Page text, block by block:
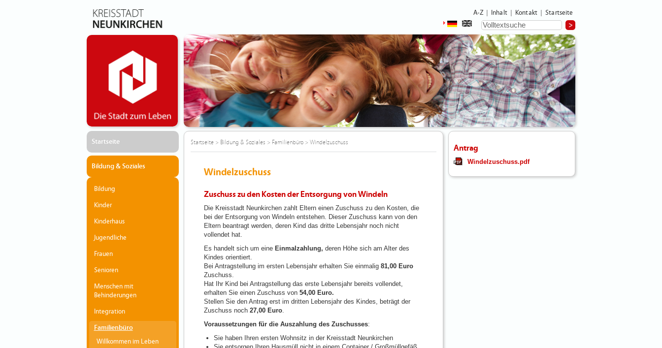
A-Z Inhalt Kontakt Startseite
Startseite
Bildung & Soziales
Bildung
Kinder
Kinderhaus
Jugendliche
Frauen
Senioren
Menschen mit
Behinderungen
Integration
Familienbüro
Willkommen im Leben
Startseite> Bildung & Soziales > Familienbüro> Windelzuschuss
Windelzuschuss
Zuschuss zu den Kosten der Entsorgung von Windeln
Die Kreisstadt Neunkirchen zahlt Eltern einen Zuschuss zu den Kosten, die
bei der Entsorgung von Windeln entstehen. Dieser Zuschuss kann von den
Eltern beantragt werden, deren Kind das dritte Lebensjahr noch nicht
vollendet hat.
Es handelt sich um eine Einmalzahlung, deren Höhe sich am Alter des
Kindes orientiert.
Bei Antragstellung im ersten Lebensjahr erhalten Sie einmalig 81,00 Euro
Zuschuss.
Hat Ihr Kind bei Antragstellung das erste Lebensjahr bereits vollendet,
erhalten Sie einen Zuschuss von 54,00 Euro.
Stellen Sie den Antrag erst im dritten Lebensjahr des Kindes, beträgt der
Zuschuss noch 27,00 Euro.
Voraussetzungen für die Auszahlung des Zuschusses:
Sie haben Ihren ersten Wohnsitz in der Kreisstadt Neunkirchen
Antrag
Windelzuschuss.pdf